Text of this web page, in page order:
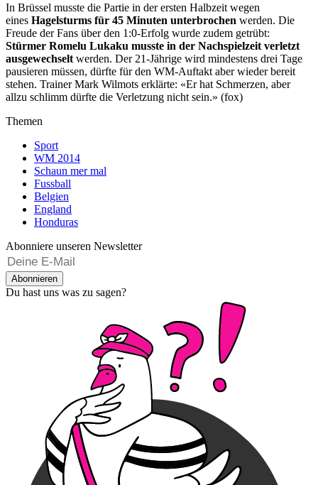
In Brüssel musste die Partie in der ersten Halbzeit wegen
eines Hagelsturms für 45 Minuten unterbrochen werden. Die
Freude der Fans über den 1:0-Erfolg wurde zudem getrübt:
Stürmer Romelu Lukaku musste in der Nachspielzeit verletzt
ausgewechselt werden. Der 21-Jährige wird mindestens drei Tage
pausieren müssen, dürfte für den WM-Auftakt aber wieder bereit
stehen. Trainer Mark Wilmots erklärte: «Er hat Schmerzen, aber
allzu schlimm dürfte die Verletzung nicht sein.» (fox)
Themen
Sport
WM 2014
Schaun mer mal
Fussball
Belgien
England
Honduras
Abonniere unseren Newsletter
Abonnieren
Du hast uns was zu sagen?